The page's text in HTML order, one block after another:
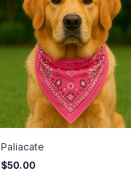
Paliacate
$50.00